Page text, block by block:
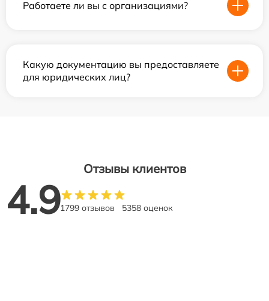
Работаете ли вы с организациями?
Какую документацию вы предоставляете
для юридических лиц?
Отзывы клиентов
4.91799 отзывов 5358 оценок